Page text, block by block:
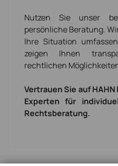
Nutzen Sie unser
persönliche Beratung.
Ihre Situation
zeigen Ihnen
rechtlichen
Vertrauen Sie auf
Experten für
Rechtsberatung.